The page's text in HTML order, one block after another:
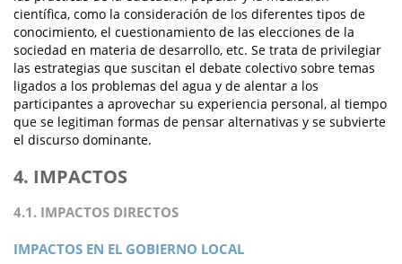
científica, como la consideración de los diferentes tipos de
conocimiento, el cuestionamiento de las elecciones de la
sociedad en materia de desarrollo, etc. Se trata de privilegiar
las estrategias que suscitan el debate colectivo sobre temas
ligados a los problemas del agua y de alentar a los
participantes a aprovechar su experiencia personal, al tiempo
que se legitiman formas de pensar alternativas y se subvierte
el discurso dominante.
4. IMPACTOS
4.1. IMPACTOS DIRECTOS
IMPACTOS EN EL GOBIERNO LOCAL